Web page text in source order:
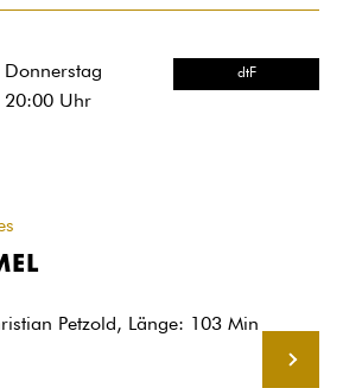
Donnerstag
20:00Uhr
dtF
Petzold, Länge: 103 Min